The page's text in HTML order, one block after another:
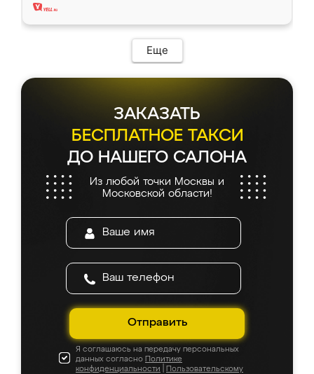
Еще
ЗАКАЗАТЬ
БЕСПЛАТНОЕ ТАКСИ
ДО НАШЕГО САЛОНА
Из любой точки Москвы и
Московской области!
Отправить
Я соглашаюсь на передачу персональных
данных согласно Политике
конфиденциальности
Пользовательскому